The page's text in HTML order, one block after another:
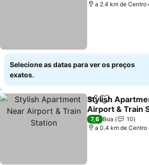
a 2.4 km de Centro
Selecione as datas para ver os preços
exatos.
PartilharAdicionar
Stylish
Airport & Train
7,6 Boa
10
a 0.4 km de Centro